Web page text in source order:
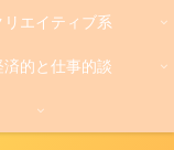
リエイティブ系
済的と仕事的談